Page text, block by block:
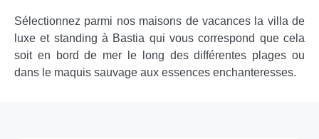
Sélectionnez parmi nos maisons de vacances la villa de
luxe et standing à Bastia qui vous correspond que cela
soit en bord de mer le long des différentes plages ou
dans le maquis sauvage aux essences enchanteresses.